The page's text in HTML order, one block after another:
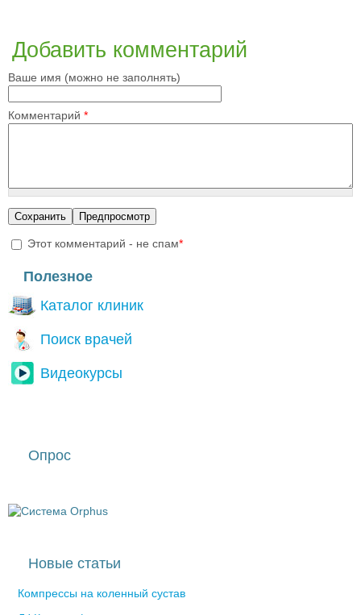
Добавить комментарий
Ваше имя (можно не заполнять)
Комментарий *
Этот комментарий - не спам*
Полезное
Каталог клиник
Поиск врачей
Видеокурсы
Опрос
Новые статьи
Компрессы на коленный сустав